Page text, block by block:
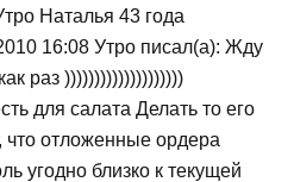
Наталья 43 года
16:08 Утро писал(а): Жду
раз ))))))))))))))))))))
для салата Делать то его
что отложенные ордера
угодно близко к текущей